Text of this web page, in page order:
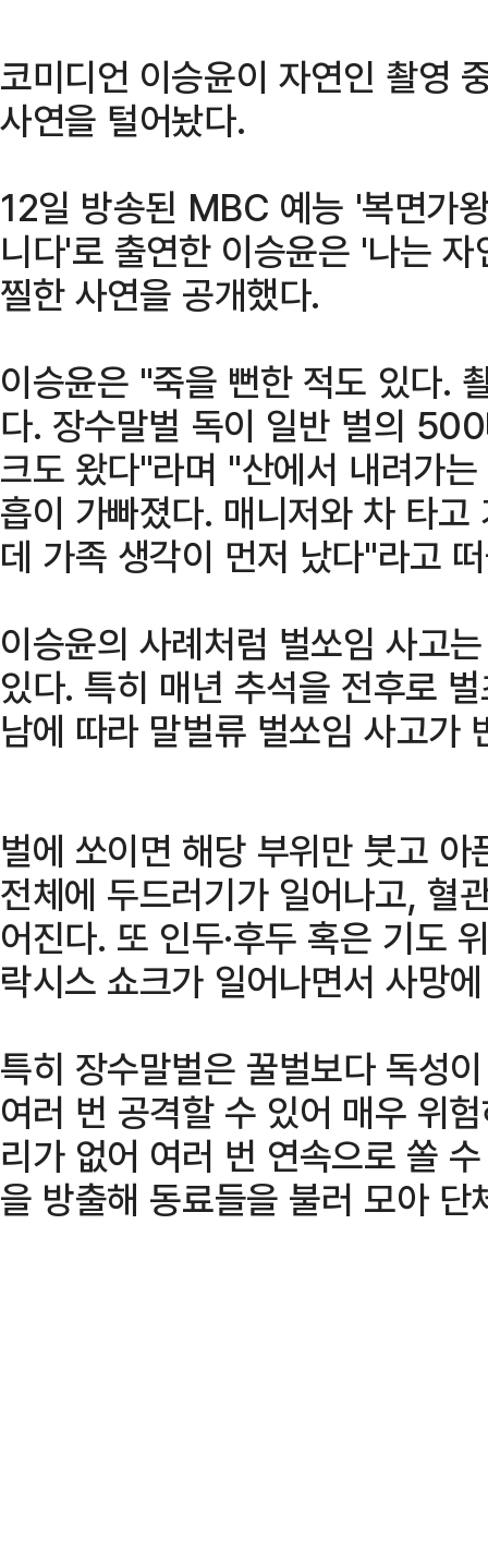
코미디언 이승윤이 자연인 촬영
사연을 털어놨다.
12일 방송된 MBC 예능 '복면가
니다'로 출연한 이승윤은 '나는
찔한 사연을 공개했다.
이승윤은 "죽을 뻔한 적도 있다.
다. 장수말벌 독이 일반 벌의
크도 왔다"라며 "산에서 내려가
흡이 가빠졌다. 매니저와 차 타
데 가족 생각이 먼저 났다"라고
이승윤의 사례처럼 벌쏘임 사고
있다. 특히 매년 추석을 전후로
남에 따라 말벌류 벌쏘임 사고가
벌에 쏘이면 해당 부위만 붓고
전체에 두드러기가 일어나고, 혈
어진다. 또 인두·후두 혹은 기도
락시스 쇼크가 일어나면서 사망
특히 장수말벌은 꿀벌보다 독성
여러 번 공격할 수 있어 매우 위
리가 없어 여러 번 연속으로 쏠
을 방출해 동료들을 불러 모아 단